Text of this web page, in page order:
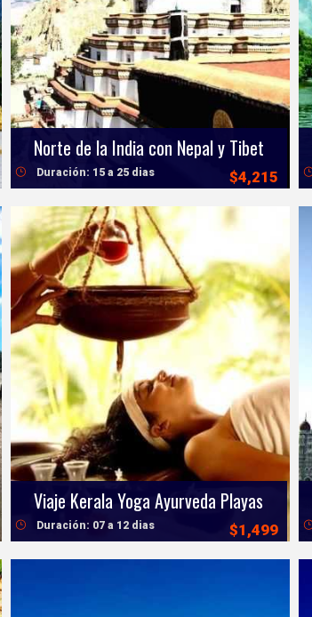
Norte de la India con Nepal y Tibet
$4,215
Duración: 15 a 25 dias
Viaje Kerala Yoga Ayurveda Playas
$1,499
Duración: 07 a 12 dias